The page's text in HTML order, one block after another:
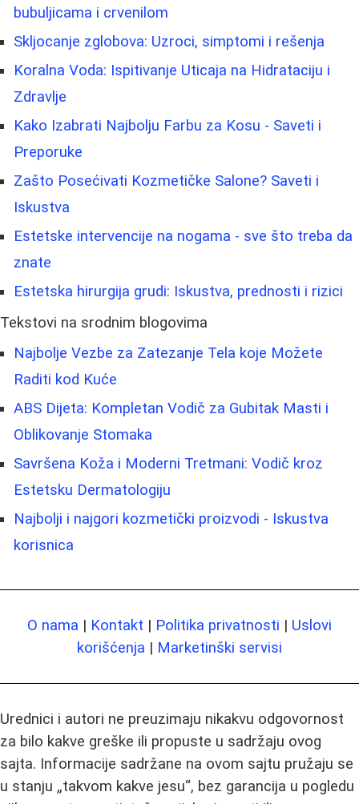
bubuljicama i crvenilom
Skljocanje zglobova: Uzroci, simptomi i rešenja
Koralna Voda: Ispitivanje Uticaja na Hidrataciju i
Zdravlje
Kako Izabrati Najbolju Farbu za Kosu - Saveti i
Preporuke
Zašto Posećivati Kozmetičke Salone? Saveti i
Iskustva
Estetske intervencije na nogama - sve što treba da
znate
Estetska hirurgija grudi: Iskustva, prednosti i rizici
Tekstovi na srodnim blogovima
Najbolje Vezbe za Zatezanje Tela koje Možete
Raditi kod Kuće
ABS Dijeta: Kompletan Vodič za Gubitak Masti i
Oblikovanje Stomaka
Savršena Koža i Moderni Tretmani: Vodič kroz
Estetsku Dermatologiju
Najbolji i najgori kozmetički proizvodi - Iskustva
korisnica
O nama | Kontakt | Politika privatnosti | Uslovi
korišćenja | Marketinški servisi
Urednici i autori ne preuzimaju nikakvu odgovornost
za bilo kakve greške ili propuste u sadržaju ovog
sajta. Informacije sadržane na ovom sajtu pružaju se
u stanju „takvom kakve jesu“, bez garancija u pogledu